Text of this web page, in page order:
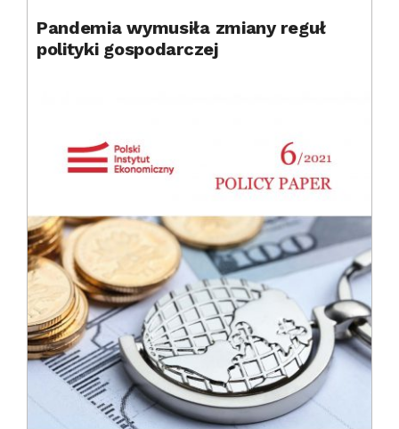
Pandemia wymusiła zmiany reguł
polityki gospodarczej